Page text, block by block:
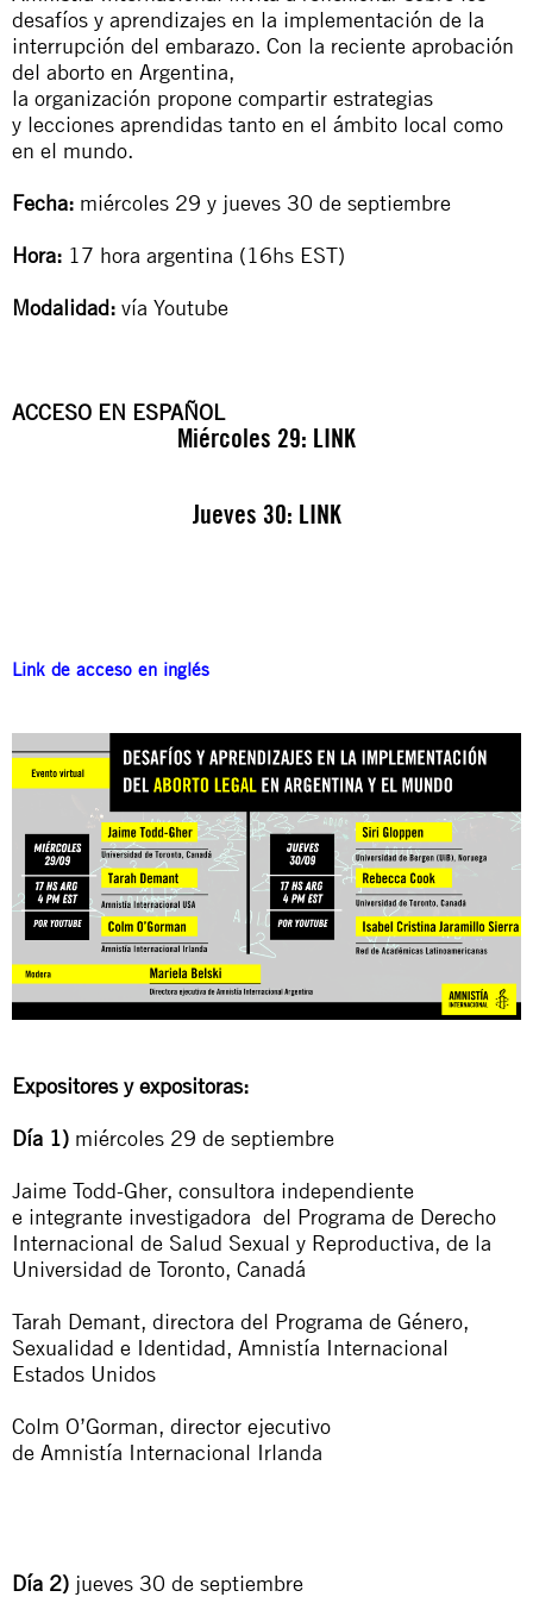
desafíos y aprendizajes en la implementación de la
interrupción del embarazo. Con la reciente aprobación
del aborto en Argentina,
la organización propone compartir estrategias
y lecciones aprendidas tanto en el ámbito local como
en el mundo.
Fecha: miércoles 29 y jueves 30 de septiembre
Hora: 17 hora argentina (16hs EST)
Modalidad: vía Youtube
ACCESO EN ESPAÑOL
Miércoles 29: LINK
Jueves 30: LINK
Link de acceso en inglés
Expositores y expositoras:
Día 1) miércoles 29 de septiembre
Jaime Todd-Gher, consultora independiente
e integrante investigadora del Programa de Derecho
Internacional de Salud Sexual y Reproductiva, de la
Universidad de Toronto, Canadá
Tarah Demant, directora del Programa de Género,
Sexualidad e Identidad, Amnistía Internacional
Estados Unidos
Colm O’Gorman, director ejecutivo
de Amnistía Internacional Irlanda
Día 2) jueves 30 de septiembre